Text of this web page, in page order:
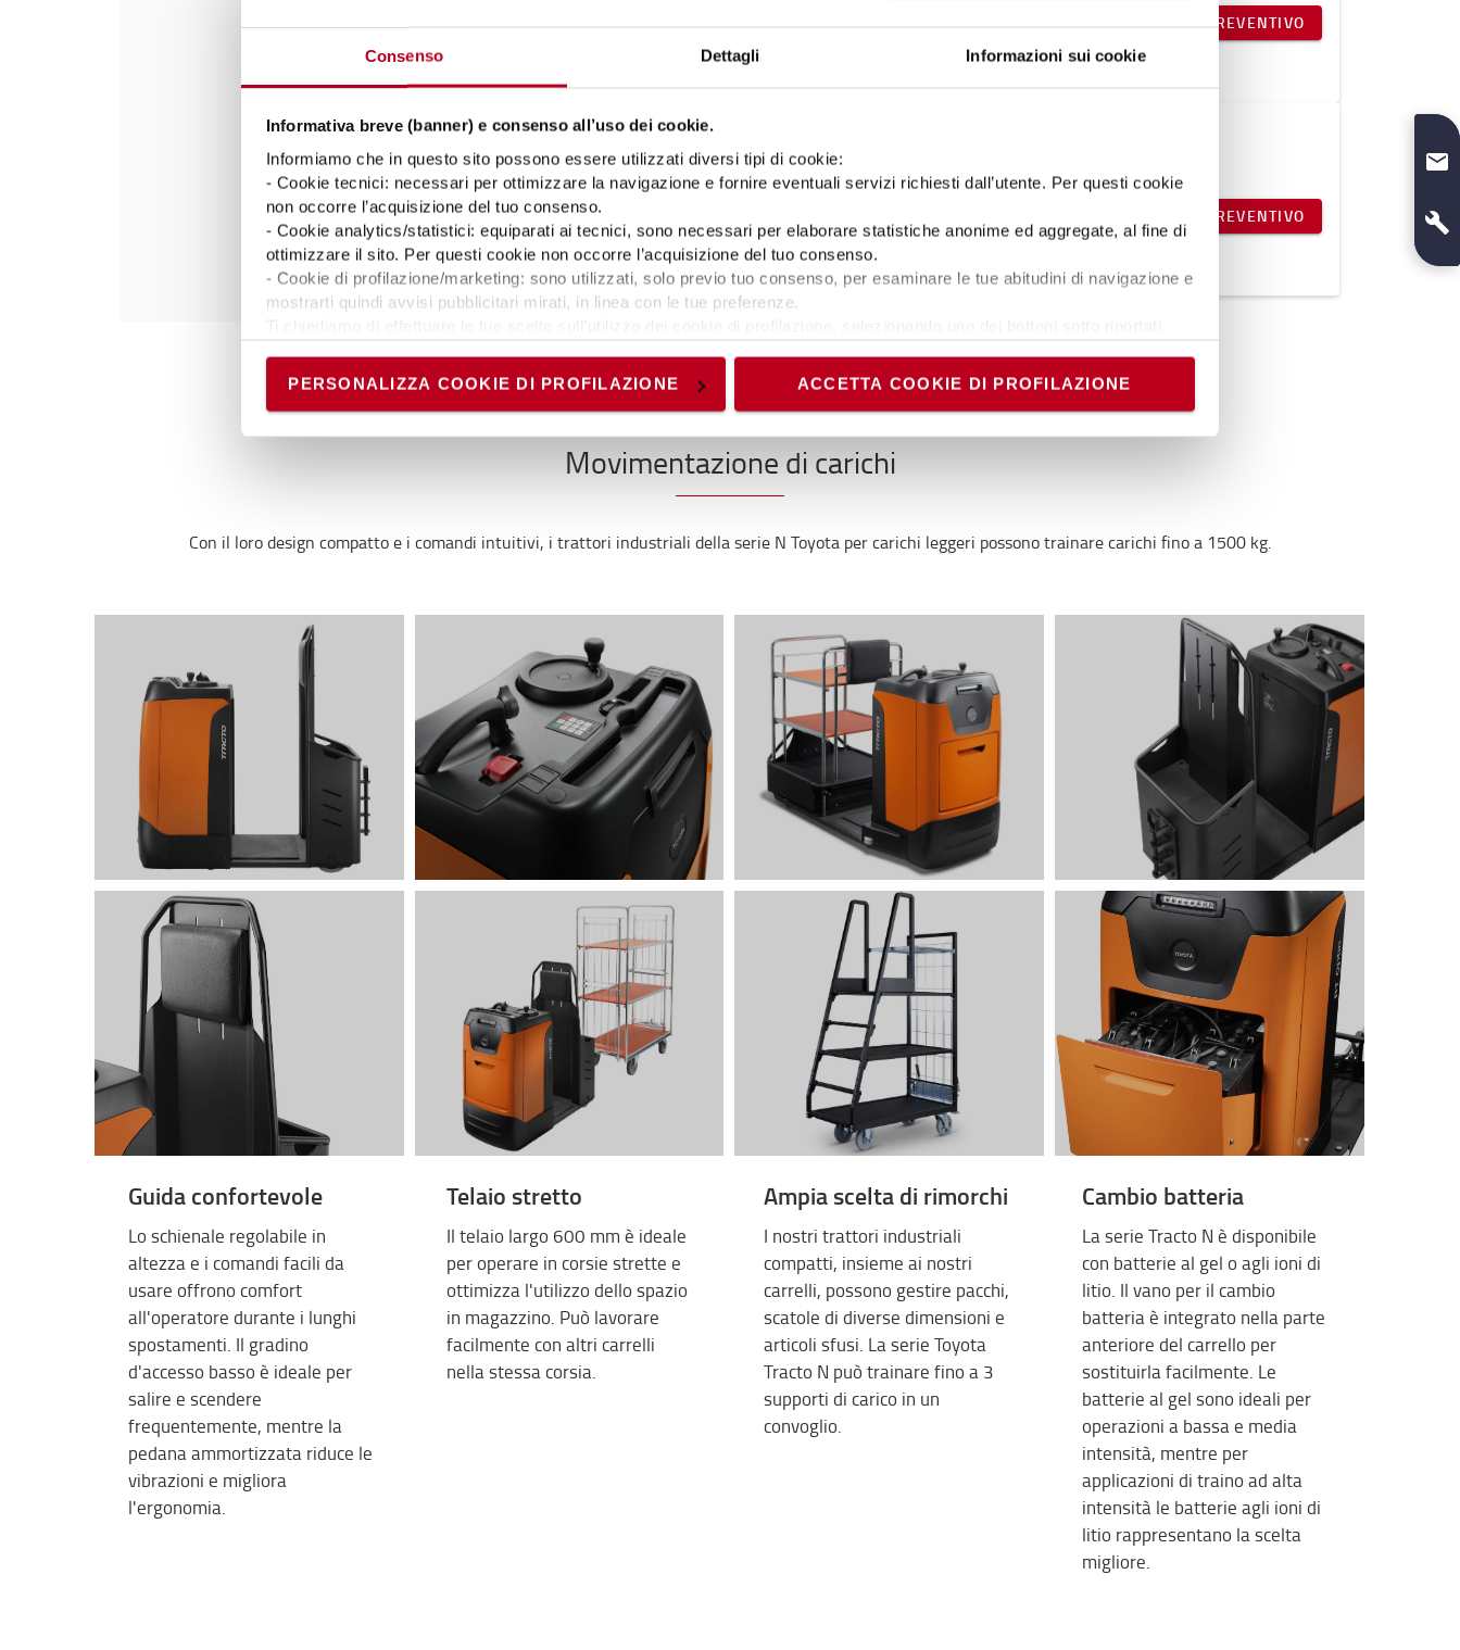
Consenso Dettagli Informazioni sui cookie
Informativa breve (banner) e consenso all’uso dei cookie.
Informiamo che in questo sito possono essere utilizzati diversi tipi di cookie:
- Cookie tecnici: necessari per ottimizzare la navigazione e fornire eventuali servizi richiesti dall’utente. Per questi cookie
non occorre l’acquisizione del tuo consenso.
- Cookie analytics/statistici: equiparati ai tecnici, sono necessari per elaborare statistiche anonime ed aggregate, al fine di
ottimizzare il sito. Per questi cookie non occorre l’acquisizione del tuo consenso.
- Cookie di profilazione/marketing: sono utilizzati, solo previo tuo consenso, per esaminare le tue abitudini di navigazione e
mostrarti quindi avvisi pubblicitari mirati, in linea con le tue preferenze.
permanere dei soli cookie tecnici ed analytics, per i quali non occorre il tuo consenso. Potrai comunque modificare le tue
scelte in qualsiasi momento, accedendo al link presente nel footer.
PERSONALIZZA COOKIE DI PROFILAZIONE ACCETTA COOKIE DI PROFILAZIONE
TSE150-708 RICHIEDI UN PREVENTIVO
Toyota Tracto 1.5t con scaletta, ripiani o contenitore di carico
Per il trasporto in orizzontale di merci, trainando rimorchi
in convoglio
1500
RICHIEDI UN PREVENTIVO
Movimentazione di carichi
Con il loro design compatto e i comandi intuitivi, i trattori industriali della serie N Toyota per carichi leggeri possono trainare carichi fino a 1500 kg.
Guida confortevole
Lo schienale regolabile in
altezza e i comandi facili da
usare offrono comfort
all'operatore durante i lunghi
spostamenti. Il gradino
d'accesso basso è ideale per
salire e scendere
frequentemente, mentre la
pedana ammortizzata riduce le
vibrazioni e migliora
l'ergonomia.
Telaio stretto
Il telaio largo 600 mm è ideale
per operare in corsie strette e
ottimizza l'utilizzo dello spazio
in magazzino. Può lavorare
facilmente con altri carrelli
nella stessa corsia.
Ampia scelta di rimorchi
I nostri trattori industriali
compatti, insieme ai nostri
carrelli, possono gestire pacchi,
scatole di diverse dimensioni e
articoli sfusi. La serie Toyota
Tracto N può trainare fino a 3
supporti di carico in un
convoglio.
Cambio batteria
La serie Tracto N è disponibile
con batterie al gel o agli ioni di
litio. Il vano per il cambio
batteria è integrato nella parte
anteriore del carrello per
sostituirla facilmente. Le
batterie al gel sono ideali per
operazioni a bassa e media
intensità, mentre per
applicazioni di traino ad alta
intensità le batterie agli ioni di
litio rappresentano la scelta
migliore.